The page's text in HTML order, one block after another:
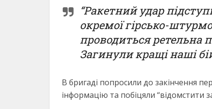
“Ракетний удар
окремої гірсько-
проводиться ретельна
Загинули кращі наші
В бригаді попросили до закінчення
інформацію та побіцяли “відомстити